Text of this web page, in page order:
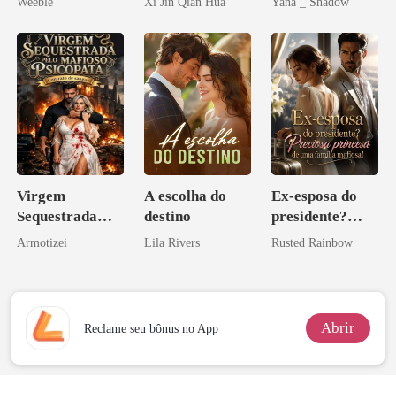
Virgem
Sequestrada
pelo Mafioso
DE SANGUE
Armotizei
A escolha do
destino
Lila Rivers
Ex-esposa do
presidente?
Preciosa
mafiosa!
Rusted Rainbow
Reclame seu bônus no App Abrir